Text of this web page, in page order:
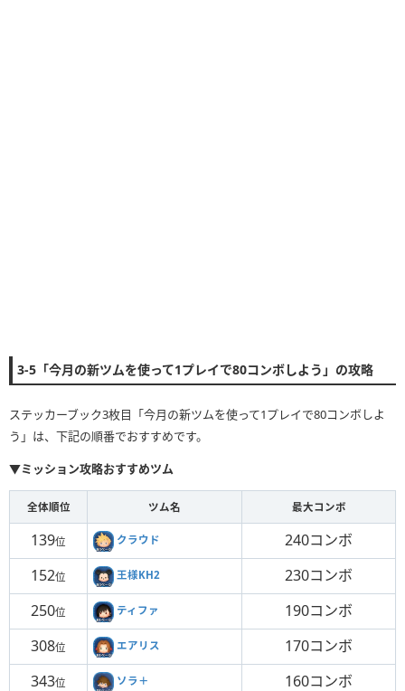
3-5「今月の新ツムを使って1プレイで80コンボしよう」の攻略
ステッカーブック3枚目「今月の新ツムを使って1プレイで80コンボしよ
う」は、下記の順番でおすすめです。
▼ミッション攻略おすすめツム
全体順位 ツム名 最大コンボ
139位 クラウド
240コンボ
152位 王様KH2
230コンボ
250位 ティファ
190コンボ
308位 エアリス
170コンボ
343位 ソラ＋ 160コンボ